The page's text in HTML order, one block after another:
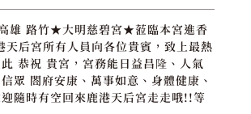
雄 路竹★大明慈碧宮★蒞臨本宮進香
后宮所有人員向各位貴賓，致上最熱
恭祝 貴宮，宮務能日益昌隆、人氣
眾 閤府安康、萬事如意、身體健康、
隨時有空回來鹿港天后宮走走哦!!等